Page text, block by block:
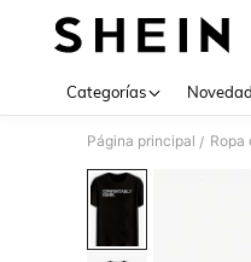
Categorías
Página principal / Ropa